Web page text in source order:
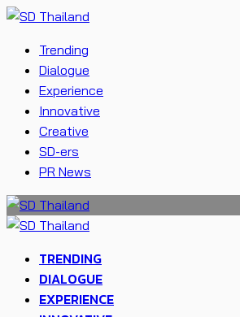
Trending
Dialogue
Experience
Innovative
Creative
SD-ers
PR News
TRENDING
DIALOGUE
EXPERIENCE